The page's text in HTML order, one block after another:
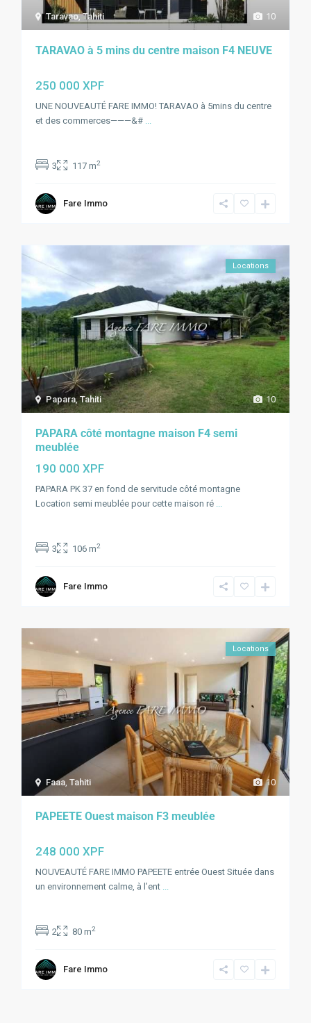
10
Taravao,Tahiti
TARAVAO à 5 mins du centre maison F4 NEUVE
250 000 XPF
UNE NOUVEAUTÉ FARE IMMO! TARAVAO à 5mins du centre
et des commerces———&# ...
3 117 m2
Fare Immo
10
Papara,Tahiti
Locations
PAPARA côté montagne maison F4 semi
meublée
190 000 XPF
PAPARA PK 37 en fond de servitude côté montagne
Location semi meublée pour cette maison ré ...
3 106 m2
Fare Immo
10
Faaa,Tahiti
Locations
PAPEETE Ouest maison F3 meublée
248 000 XPF
NOUVEAUTÉ FARE IMMO PAPEETE entrée Ouest Située dans
un environnement calme, à l’ent ...
2 80 m2
Fare Immo